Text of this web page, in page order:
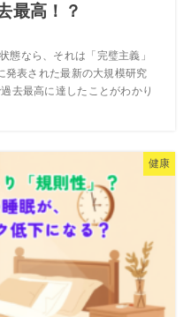
最高！？
態なら、それは「完璧主義」
発表された最新の大規模研究
去最高に達したことがわかり
健康